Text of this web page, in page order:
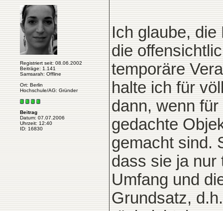
Registriert seit: 08.06.2002
Beiträge: 1.141
Samsarah: Offline
Ort: Berlin
Hochschule/AG: Gründer
Beitrag
Datum: 07.07.2006
Uhrzeit: 12:40
ID: 16830
Ich glaube,
die
temporäre
halte ich für
dann, wenn
gedachte
gemacht sind.
dass sie ja nur
Umfang und
Grundsatz,